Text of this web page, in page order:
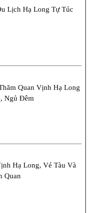
Lịch Hạ Long Tự Túc
Quan Vịnh Hạ Long
Ngủ Đêm
Hạ Long, Vé Tàu Và
Quan